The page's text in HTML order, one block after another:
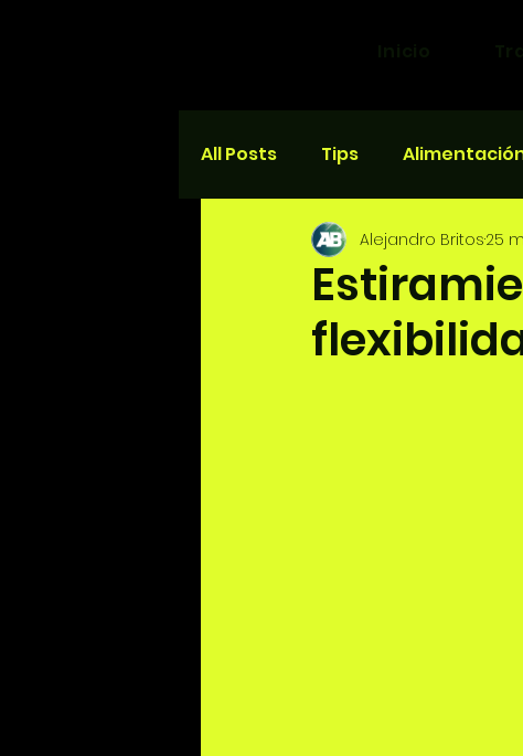
All Posts Tips
Salud y bienestarAlejandro Britos25